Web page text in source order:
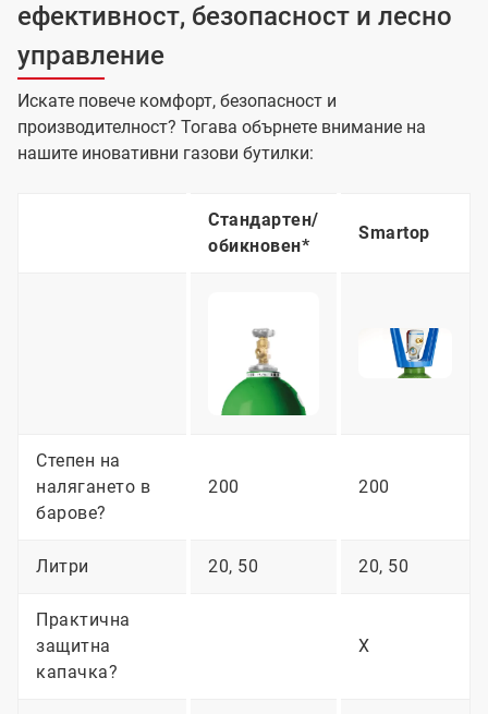
ефективност, безопасност и лесно
управление
Искате повече комфорт, безопасност и
производителност? Тогава обърнете внимание на
нашите иновативни газови бутилки:
Стандартен/
обикновен*
Smartop
Степен на
налягането в
барове?
200 200
Литри 20, 50 20, 50
Практична
защитна
капачка?
X